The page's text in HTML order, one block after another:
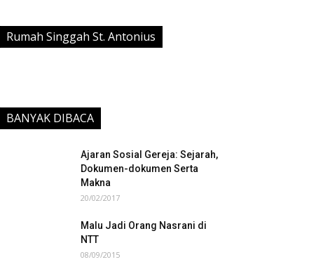
Rumah Singgah St. Antonius
BANYAK DIBACA
Ajaran Sosial Gereja: Sejarah,
Dokumen-dokumen Serta
Makna
20/02/2017
Malu Jadi Orang Nasrani di
NTT
08/09/2015